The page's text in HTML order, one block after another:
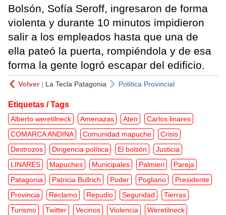
Bolsón, Sofía Seroff, ingresaron de forma
violenta y durante 10 minutos impidieron
salir a los empleados hasta que una de
ella pateó la puerta, rompiéndola y de esa
forma la gente logró escapar del edificio.
Volver| La Tecla Patagonia Política Provincial
Etiquetas / Tags
Alberto weretilneck Amenazas Aten
Carlos linares
COMARCA ANDINA
Comunidad mapuche
Crisis
Destrozos
Dirigencia política El bolsón
Justicia
LINARES
Mapuches Municipales Palmieri
Pareja
Patagonia
Patricia Bullrich Poder Pogliano
Presidente
Provincia
Reclamo Repudio Seguridad
Tierras
Turismo
Twitter Vecinos Violencia Weretilneck